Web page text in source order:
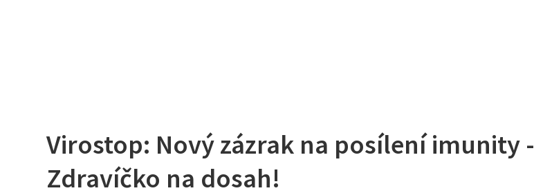
Virostop: Nový zázrak na posílení imunity -
Zdravíčko na dosah!